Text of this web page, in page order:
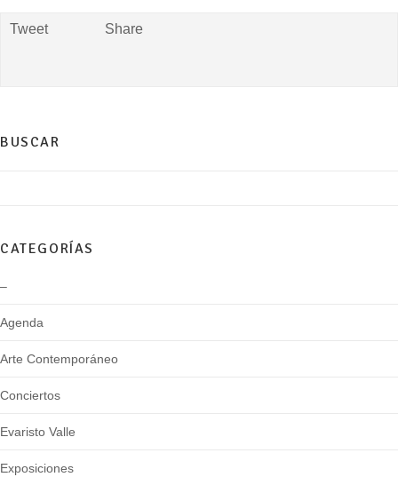
Tweet Share
BUSCAR
CATEGORÍAS
–
Agenda
Arte Contemporáneo
Conciertos
Evaristo Valle
Exposiciones